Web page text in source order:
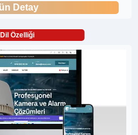
Detay
Özelliği